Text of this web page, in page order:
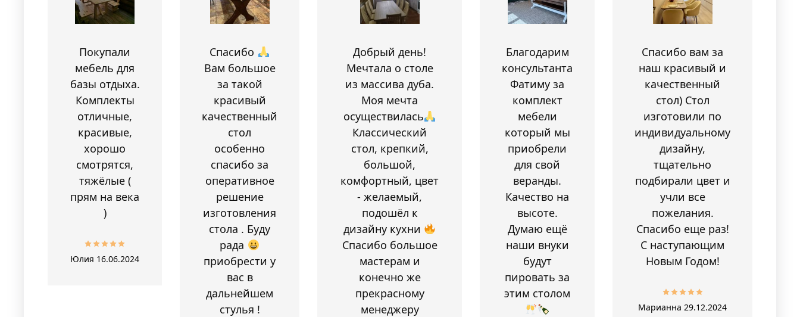
Покупали
мебель для
базы отдыха.
Комплекты
отличные,
красивые,
хорошо
смотрятся,
тяжёлые (
прям на века
)
Юлия 16.06.2024
Спасибо
Вам большое
за такой
красивый
качественный
стол
особенно
спасибо за
оперативное
решение
изготовления
стола . Буду
рада
приобрести у
вас в
дальнейшем
стулья !
Добрый день!
Мечтала о столе
из массива дуба.
Моя мечта
осуществилась
Классический
стол, крепкий,
большой,
комфортный, цвет
- желаемый,
подошёл к
дизайну кухни
Спасибо большое
мастерам и
конечно же
прекрасному
менеджеру
Благодарим
консультанта
Фатиму за
комплект
мебели
который мы
приобрели
для свой
веранды.
Качество на
высоте.
Думаю ещё
наши внуки
будут
пировать за
этим столом
Спасибо вам за
наш красивый и
качественный
стол) Стол
изготовили по
индивидуальному
дизайну,
тщательно
подбирали цвет и
учли все
пожелания.
Спасибо еще раз!
С наступающим
Новым Годом!
Марианна 29.12.2024